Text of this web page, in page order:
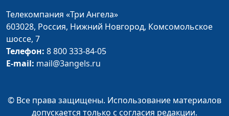
Причастие?
священнослужитель
Зачем нужно Причастие?
Новозаветная Пасха
Телекомпания «Три Ангела»
603028, Россия, Нижний Новгород, Комсомольское
шоссе, 7
Телефон: 8 800 333-84-05
E-mail: mail@3angels.ru
© Все права защищены. Использование материалов
допускается только с согласия редакции.